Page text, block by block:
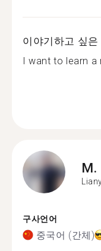
이야기하고 싶은
I want to learn a
M.
구사언어
중국어 (간체)